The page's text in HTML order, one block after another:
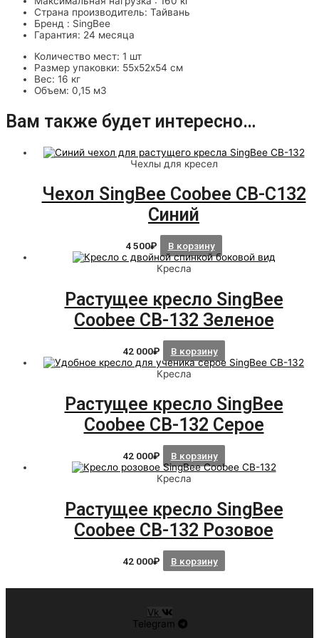
Страна производитель: Тайвань
Бренд : SingBee
Гарантия: 24 месяца
Количество мест: 1 шт
Размер упаковки: 55х52х54 см
Вес: 16 кг
Объем: 0,15 м3
Вам также будет интересно…
Чехлы для кресел
Чехол SingBee Coobee CB-C132
Синий
4 500₽
В корзину
Кресла
Растущее кресло SingBee
Coobee CB-132 Зеленое
42 000₽
В корзину
Кресла
Растущее кресло SingBee
Coobee CB-132 Серое
42 000₽
В корзину
Кресла
Растущее кресло SingBee
Coobee CB-132 Розовое
42 000₽ В корзину
Vk
Telegram